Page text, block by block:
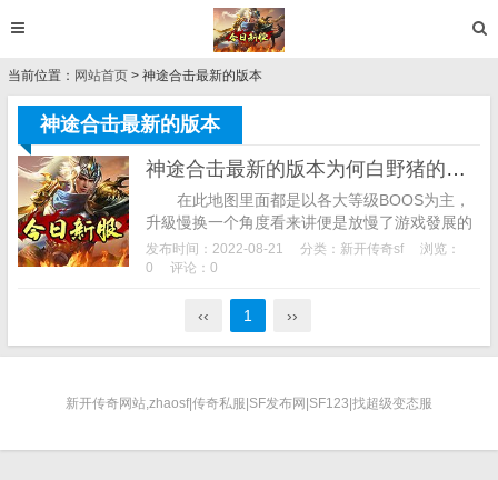
当前位置： 网站首页 > 神途合击最新的版本
神途合击最新的版本
神途合击最新的版本为何白野猪的人气值那么高？大约是由于它可能是大伙儿杀死频次数最多的小首领BOSS？
在此地图里面都是以各大等级BOOS为主，
升級慢换一个角度看来讲便是放慢了游戏發展的
节奏感，可以拥有在房间内踢人、获得炫酷特效
神途合击最新的版本、结算金币加成等特权哦...
发布时间：2022-08-21 分类： 新开传奇sf
浏览：
0
评论：0
‹‹ 1 ››
新开传奇网站,zhaosf|传奇私服|SF发布网|SF123|找超级变态服